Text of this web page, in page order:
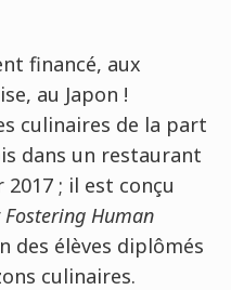
financé, aux
au Japon !
culinaires de la part
dans un restaurant
; il est conçu
Human
des élèves diplômés
culinaires.